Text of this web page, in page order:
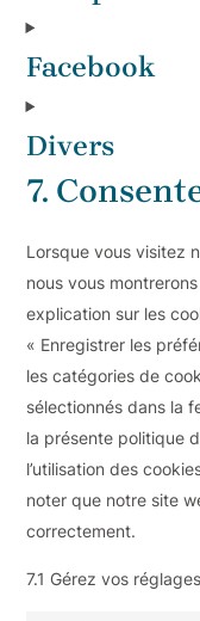
Facebook
Divers
7.
Lorsque vous visitez
nous vous
explication sur les
« Enregistrer les
les catégories de
sélectionnés dans la
la présente politique
l’utilisation des
noter que notre site
correctement.
7.1 Gérez vos